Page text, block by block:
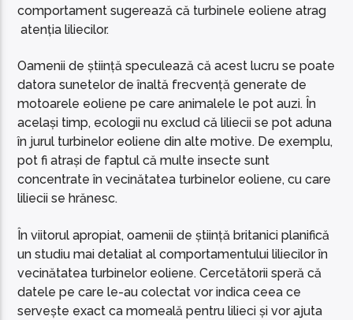
comportament sugerează că turbinele eoliene atrag
atenția liliecilor.
Oamenii de știință speculează că acest lucru se poate
datora sunetelor de înaltă frecvență generate de
motoarele eoliene pe care animalele le pot auzi. În
același timp, ecologii nu exclud că liliecii se pot aduna
în jurul turbinelor eoliene din alte motive. De exemplu,
pot fi atrași de faptul că multe insecte sunt
concentrate în vecinătatea turbinelor eoliene, cu care
liliecii se hrănesc.
În viitorul apropiat, oamenii de știință britanici planifică
un studiu mai detaliat al comportamentului liliecilor în
vecinătatea turbinelor eoliene. Cercetătorii speră că
datele pe care le-au colectat vor indica ceea ce
servește exact ca momeală pentru lilieci și vor ajuta